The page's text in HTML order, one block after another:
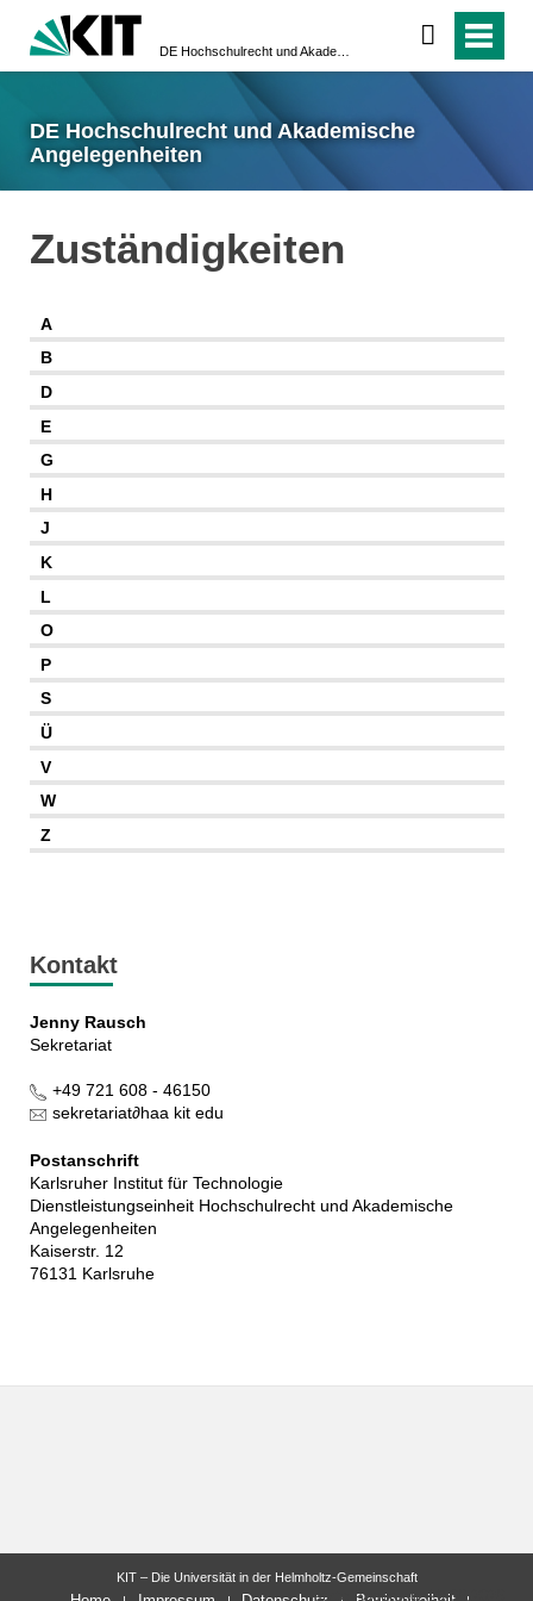
DE Hochschulrecht und Akademische
Angelegenheiten
Zuständigkeiten
A
B
D
E
G
H
J
K
L
O
P
S
Ü
V
W
Z
Kontakt
Jenny Rausch
Sekretariat
+49 721 608 - 46150
sekretariat∂haa kit edu
Postanschrift
Karlsruher Institut für Technologie
Dienstleistungseinheit Hochschulrecht und Akademische
Angelegenheiten
Kaiserstr. 12
76131 Karlsruhe
letzte Änderung: 29.06.2026
KIT – Die Universität in der Helmholtz-Gemeinschaft